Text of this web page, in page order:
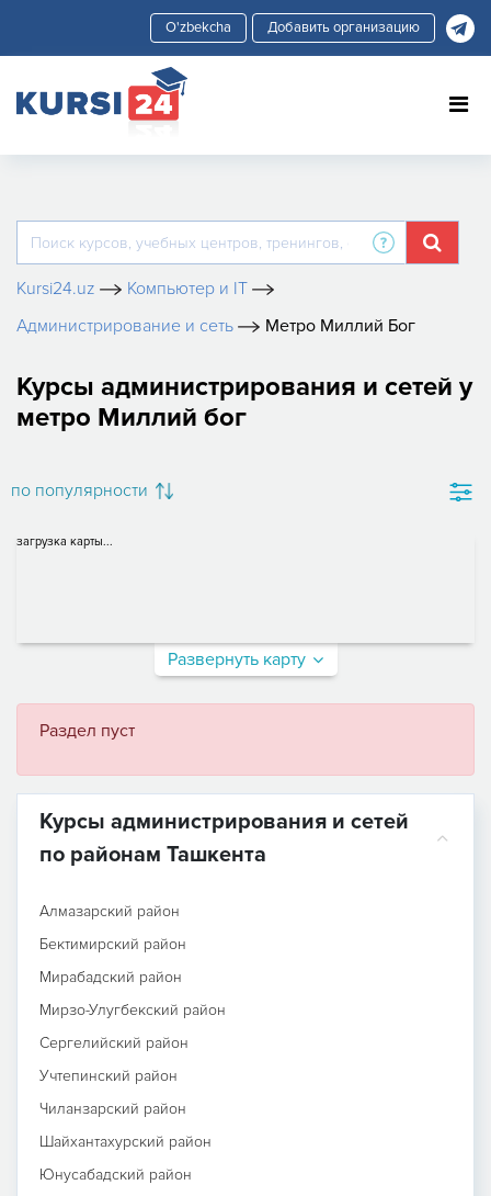
Добавить организацию
Kursi24.uz
Компьютер и IT
Администрирование и сеть
Метро Миллий Бог
Курсы администрирования и сетей у
метро Миллий бог
по популярности
загрузка карты...
Развернуть карту
Раздел пуст
Курсы администрирования и сетей
по районам Ташкента
Алмазарский район
Бектимирский район
Мирабадский район
Мирзо-Улугбекский район
Сергелийский район
Учтепинский район
Чиланзарский район
Шайхантахурский район
Юнусабадский район